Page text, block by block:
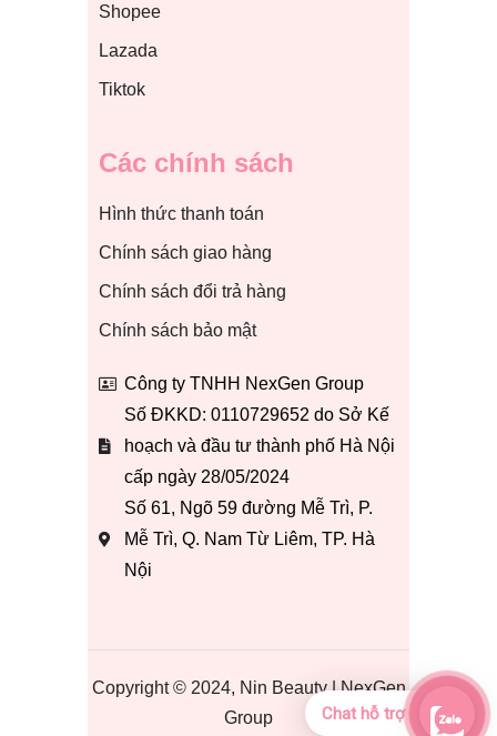
Chat hỗ trợ
Shopee
Lazada
Tiktok
Các chính sách
Hình thức thanh toán
Chính sách giao hàng
Chính sách đổi trả hàng
Chính sách bảo mật
Công ty TNHH NexGen Group
Số ĐKKD: 0110729652 do Sở Kế
hoạch và đầu tư thành phố Hà Nội
cấp ngày 28/05/2024
Số 61, Ngõ 59 đường Mễ Trì, P.
Mễ Trì, Q. Nam Từ Liêm, TP. Hà
Nội
Copyright © 2024, Nin Beauty | NexGen
Group